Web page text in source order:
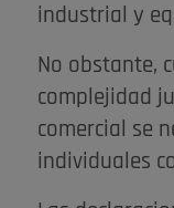
industrial y
No obstante,
complejidad
comercial se
individuales